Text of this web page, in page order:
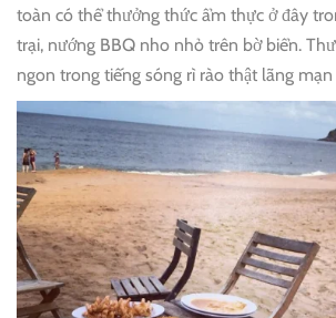
toàn có thể thưởng thức ẩm thực ở đây
trại, nướng BBQ nho nhỏ trên bờ biển.
ngon trong tiếng sóng rì rào thật lãng